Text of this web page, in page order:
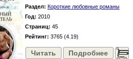
Раздел: Короткие любовные романы
Год: 2010
Страниц: 45
Рейтинг: 3765 (4.19)
Читать Подробнее ......